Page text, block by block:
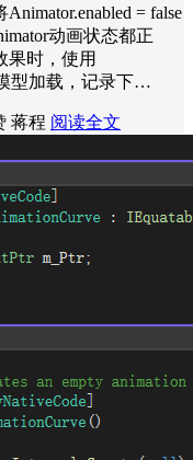
= false
动画状态都正
果时，使用
型加载，记录下…
蒋程 阅读全文